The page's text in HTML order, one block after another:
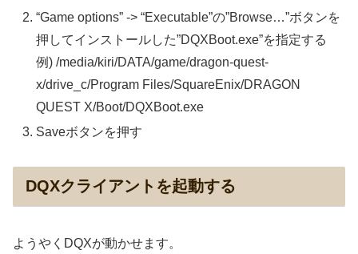
“Game options” -> “Executable”の”Browse…”ボタンを
押してインストールした”DQXBoot.exe”を指定する
例) /media/kiri/DATA/game/dragon-quest-
x/drive_c/Program Files/SquareEnix/DRAGON
QUEST X/Boot/DQXBoot.exe
Saveボタンを押す
DQXクライアントを起動する
ようやくDQXが動かせます。